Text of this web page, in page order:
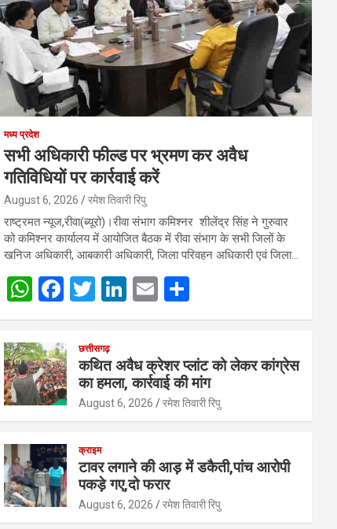
मध्य प्रदेश
सभी अधिकारी फील्ड पर भ्रमण कर अवैध
गतिविधियों पर कार्रवाई करें
August 6, 2026 रमेश तिवारी रिपु
राष्ट्रमत न्यूज,रीवा(ब्यूरो)।रीवा संभाग कमिश्नर शीलेंद्र सिंह ने गुरुवार
को कमिश्नर कार्यालय में आयोजित बैठक में रीवा संभाग के सभी जिलों के
खनिज अधिकारी, आबकारी अधिकारी, जिला परिवहन अधिकारी एवं जिला…
W
h
at
s
A
p
p
F
a
ce
b
o
o
k
T
wi
tt
er
Li
n
dI
n
E
m h
e
छत्तीसगढ़
कथित अवैध क्रेशर प्लांट को लेकर कांग्रेस
का हमला, कार्रवाई की मांग
August 6, 2026 रमेश तिवारी रिपु
क्राइम
टावर लगाने की आड़ में डकैती,पांच आरोपी
पकड़े गए,दो फरार
August 6, 2026 रमेश तिवारी रिपु